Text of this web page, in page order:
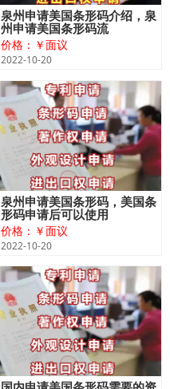
泉州申请美国条形码介绍，泉
州申请美国条形码流
价格：￥面议
2022-10-20
泉州申请美国条形码，美国条
形码申请后可以使用
价格：￥面议
2022-10-20